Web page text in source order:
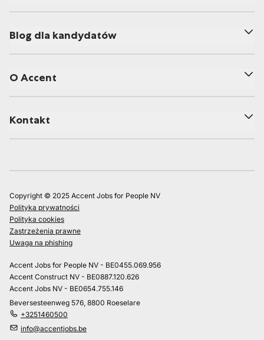
Blog dla kandydatów
O Accent
Kontakt
Copyright © 2025 Accent Jobs for People NV
Polityka prywatności
Polityka cookies
Zastrzeżenia prawne
Uwaga na phishing
Accent Jobs for People NV - BE0455.069.956
Accent Construct NV - BE0887.120.626
Accent Jobs NV - BE0654.755.146
Beversesteenweg 576, 8800 Roeselare
+3251460500
info@accentjobs.be